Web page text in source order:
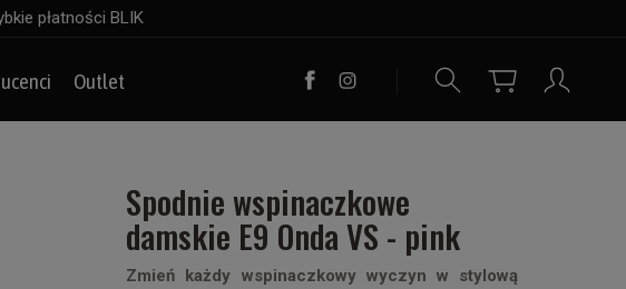
płatności BLIK
Outlet
Spodnie wspinaczkowe
damskie E9 Onda VS - pink
Zmień każdy wspinaczkowy wyczyn w stylową